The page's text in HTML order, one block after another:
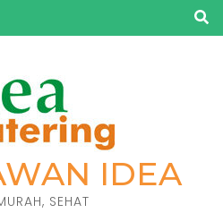
IDEA
SEHAT